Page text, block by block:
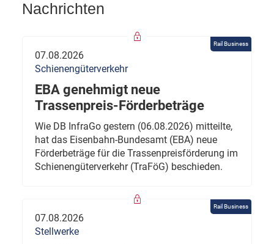
Nachrichten
Rail Business
07.08.2026
Schienengüterverkehr
EBA genehmigt neue
Trassenpreis-Förderbeträge
Wie DB InfraGo gestern (06.08.2026) mitteilte,
hat das Eisenbahn-Bundesamt (EBA) neue
Förderbeträge für die Trassenpreisförderung im
Schienengüterverkehr (TraFöG) beschieden.
Rail Business
07.08.2026
Stellwerke